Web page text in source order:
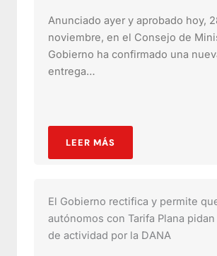
Anunciado ayer y aprobado hoy,
noviembre, en el Consejo de
Gobierno ha confirmado una
entrega…
LEER MÁS
El Gobierno rectifica y permite
autónomos con Tarifa Plana
de actividad por la DANA